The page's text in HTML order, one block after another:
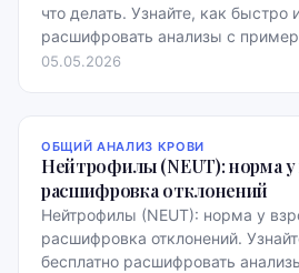
что делать. Узнайте, как быстро
расшифровать анализы с
05.05.2026
ОБЩИЙ АНАЛИЗ КРОВИ
Нейтрофилы (NEUT): норма у
расшифровка отклонений
Нейтрофилы (NEUT): норма у
расшифровка отклонений.
бесплатно расшифровать